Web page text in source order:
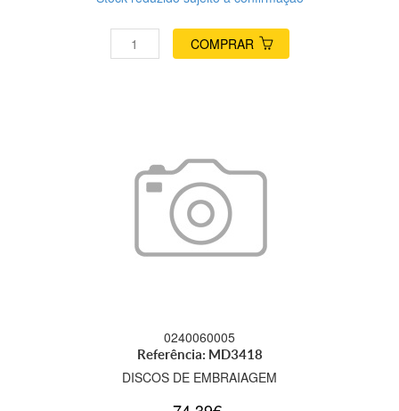
COMPRAR
0240060005
Referência: MD3418
DISCOS DE EMBRAIAGEM